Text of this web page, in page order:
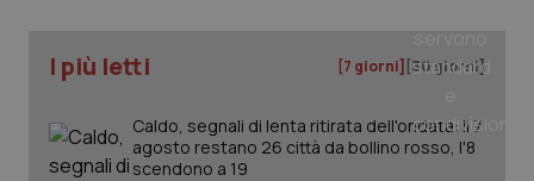
I più letti [7 giorni] [30 giorni]
Caldo, segnali di lenta ritirata dell'ondata: il 7
agosto restano 26 città da bollino rosso, l'8
scendono a 19
_ga
Google LLC